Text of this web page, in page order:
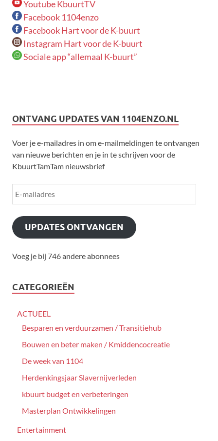
Youtube KbuurtTV
Facebook 1104enzo
Facebook Hart voor de K-buurt
Instagram Hart voor de K-buurt
Sociale app “allemaal K-buurt”
ONTVANG UPDATES VAN 1104ENZO.NL
Voer je e-mailadres in om e-mailmeldingen te ontvangen
van nieuwe berichten en je in te schrijven voor de
KbuurtTamTam nieuwsbrief
UPDATES ONTVANGEN
Voeg je bij 746 andere abonnees
CATEGORIEËN
ACTUEEL
Besparen en verduurzamen / Transitiehub
Bouwen en beter maken / Kmiddencocreatie
De week van 1104
Herdenkingsjaar Slavernijverleden
kbuurt budget en verbeteringen
Masterplan Ontwikkelingen
Entertainment